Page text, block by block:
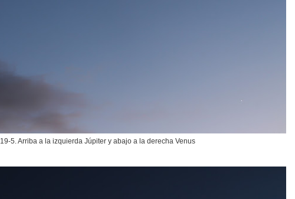
19-5. Arriba a la izquierda Júpiter y abajo a la derecha Venus